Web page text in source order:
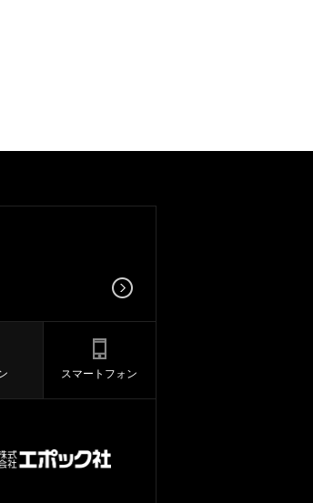
スマートフォン